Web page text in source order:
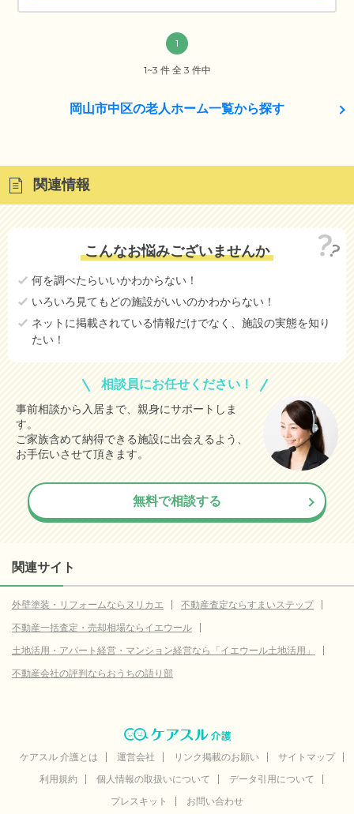
1
1~3 件 全 3 件中
岡山市中区の老人ホーム一覧から探す
関連情報
こんなお悩みございませんか
何を調べたらいいかわからない！
いろいろ見てもどの施設がいいのかわからない！
ネットに掲載されている情報だけでなく、施設の実態を知り
たい！
相談員にお任せください！
事前相談から入居まで、親身にサポートしま
す。
ご家族含めて納得できる施設に出会えるよう、
お手伝いさせて頂きます。
無料で相談する
関連サイト
外壁塗装・リフォームならヌリカエ
不動産査定ならすまいステップ
不動産一括査定・売却相場ならイエウール
土地活用・アパート経営・マンション経営なら「イエウール土地活用」
不動産会社の評判ならおうちの語り部
ケアスル 介護とは 運営会社 リンク掲載のお願い
サイトマップ
利用規約
個人情報の取扱いについて
データ引用について
プレスキット
お問い合わせ